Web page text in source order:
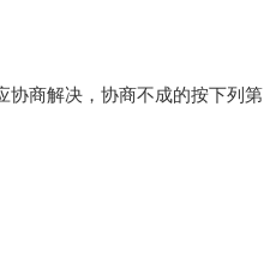
商解决，协商不成的按下列第